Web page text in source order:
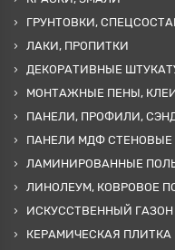
ГРУНТОВКИ,
ЛАКИ, ПРОПИТКИ
ДЕКОРАТИВНЫЕ
МОНТАЖНЫЕ ПЕНЫ,
ПАНЕЛИ, ПРОФИЛИ,
ПАНЕЛИ МДФ СТЕНОВЫЕ
ЛАМИНИРОВАННЫЕ
ЛИНОЛЕУМ, КОВРОВОЕ
ИСКУССТВЕННЫЙ ГАЗОН
КЕРАМИЧЕСКАЯ ПЛИТКА